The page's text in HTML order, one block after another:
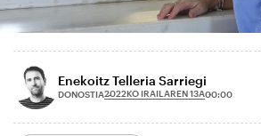
Enekoitz Telleria Sarriegi
DONOSTIA2022KO IRAILAREN 13A00:00